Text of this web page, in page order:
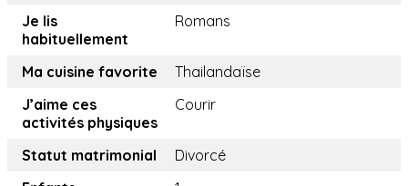
Je lis
habituellement
Romans
Ma cuisine favorite
Thailandaïse
J’aime ces
activités physiques
Courir
Statut matrimonial
Divorcé